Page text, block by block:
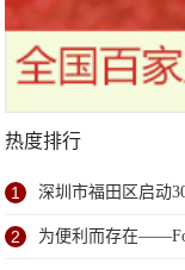
热度排行
1 深圳市福田区启动
2 为便利而存在